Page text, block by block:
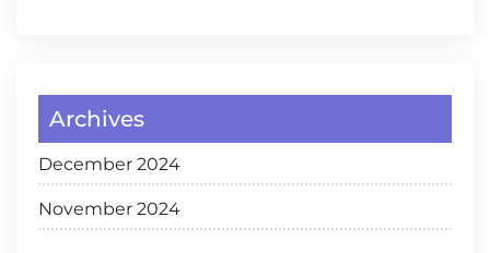
Archives
December 2024
November 2024